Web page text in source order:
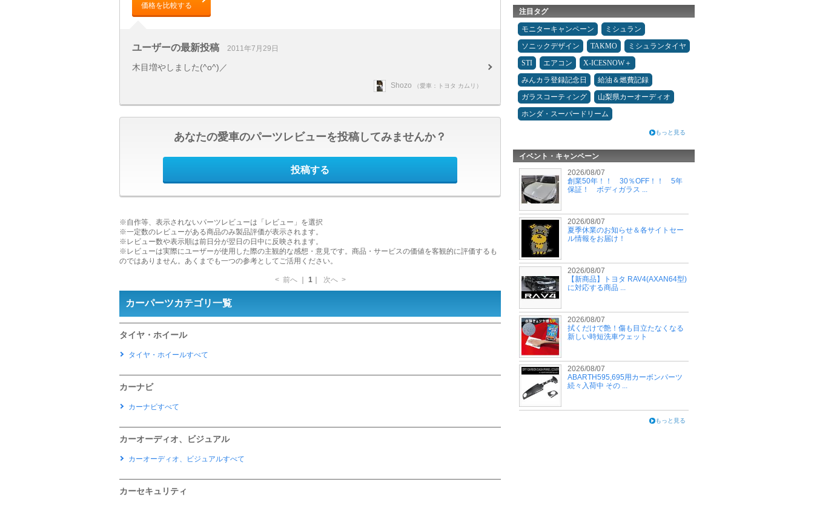
価格を比較する
ユーザーの最新投稿 2011年7月29日
木目増やしました(^o^)／
Shozo （愛車：トヨタ カムリ）
あなたの愛車のパーツレビューを投稿してみませんか？
投稿する
※自作等、表示されないパーツレビューは「レビュー」を選択
※一定数のレビューがある商品のみ製品評価が表示されます。
※レビュー数や表示順は前日分が翌日の日中に反映されます。
※レビューは実際にユーザーが使用した際の主観的な感想・意見です。商品・サービスの価値を客観的に評価するも
のではありません。あくまでも一つの参考としてご活用ください。
< 前へ 1｜ 次へ >
カーパーツカテゴリ一覧
タイヤ・ホイール
タイヤ・ホイールすべて
カーナビ
カーナビすべて
カーオーディオ、ビジュアル
カーオーディオ、ビジュアルすべて
カーセキュリティ
注目タグ
モニターキャンペーン
ミシュラン
ソニックデザイン
TAKMO
ミシュランタイヤ
STI
エアコン
X-ICESNOW＋
みんカラ登録記念日
給油＆燃費記録
ガラスコーティング
山梨県カーオーディオ
ホンダ・スーパードリーム
もっと見る
イベント・キャンペーン
2026/08/07
創業50年！！ 30％OFF！！ 5年
保証！ ボディガラス ...
2026/08/07
夏季休業のお知らせ＆各サイトセー
ル情報をお届け！
2026/08/07
【新商品】トヨタ RAV4(AXAN64型)
に対応する商品 ...
2026/08/07
拭くだけで艶！傷も目立たなくなる
新しい時短洗車ウェット
2026/08/07
ABARTH595,695用カーボンパーツ
続々入荷中 その ...
もっと見る